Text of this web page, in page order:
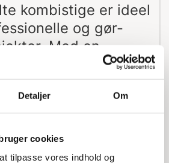
Detaljer Om
cookies
tilpasse vores indhold og
kombistige er ideel
og gør-
Med en
meter kan den
skydestige og
brede
giver ekstra
du kan nemt justere
for trin.